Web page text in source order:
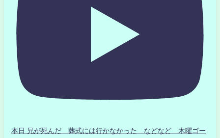
本日 兄が死んだ 葬式には行かなかった などなど 木曜ゴー